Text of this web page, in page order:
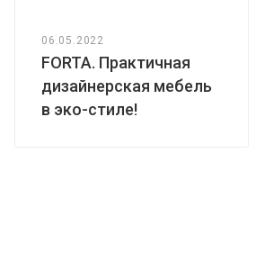
06.05.2022
FORTA. Практичная
дизайнерская мебель
в эко-стиле!